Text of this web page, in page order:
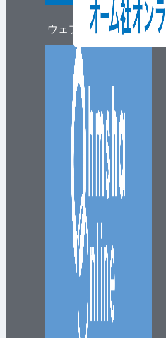
ウェブマガジン